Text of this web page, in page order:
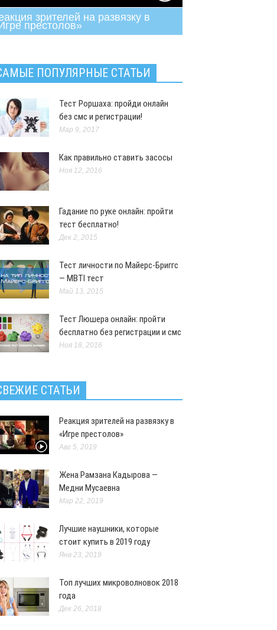
зрителей на развязку в
престолов»
LML желает всем такого
лета 2018!
Авг 19, 2016
для СТРОЙНЫХ БЕДЕР и
НОГ
Июл 25, 2016
ПОПУЛЯРНЫЕ СТАТЬИ
Тест Роршаха: пройди онлайн
без смс и регистрации!
Мар 9, 2017
Как правильно ставить засосы
Ноя 12, 2016
Гадание по руке онлайн: пройти
тест бесплатно!
Дек 2, 2015
Тест личности по Майерс-Бриггс
— MBTI тест
Май 13, 2015
Тест Люшера онлайн: пройти
бесплатно без регистрации и смс
Ноя 18, 2016
СТАТЬИ
Реакция зрителей на развязку в
«Игре престолов»
Авг 5, 2019
Жена Рамзана Кадырова —
Медни Мусаевна
Мар 22, 2019
Лучшие наушники, которые
стоит купить в 2019 году
Янв 23, 2019
Топ лучших микроволновок 2018
года
Дек 26, 2018